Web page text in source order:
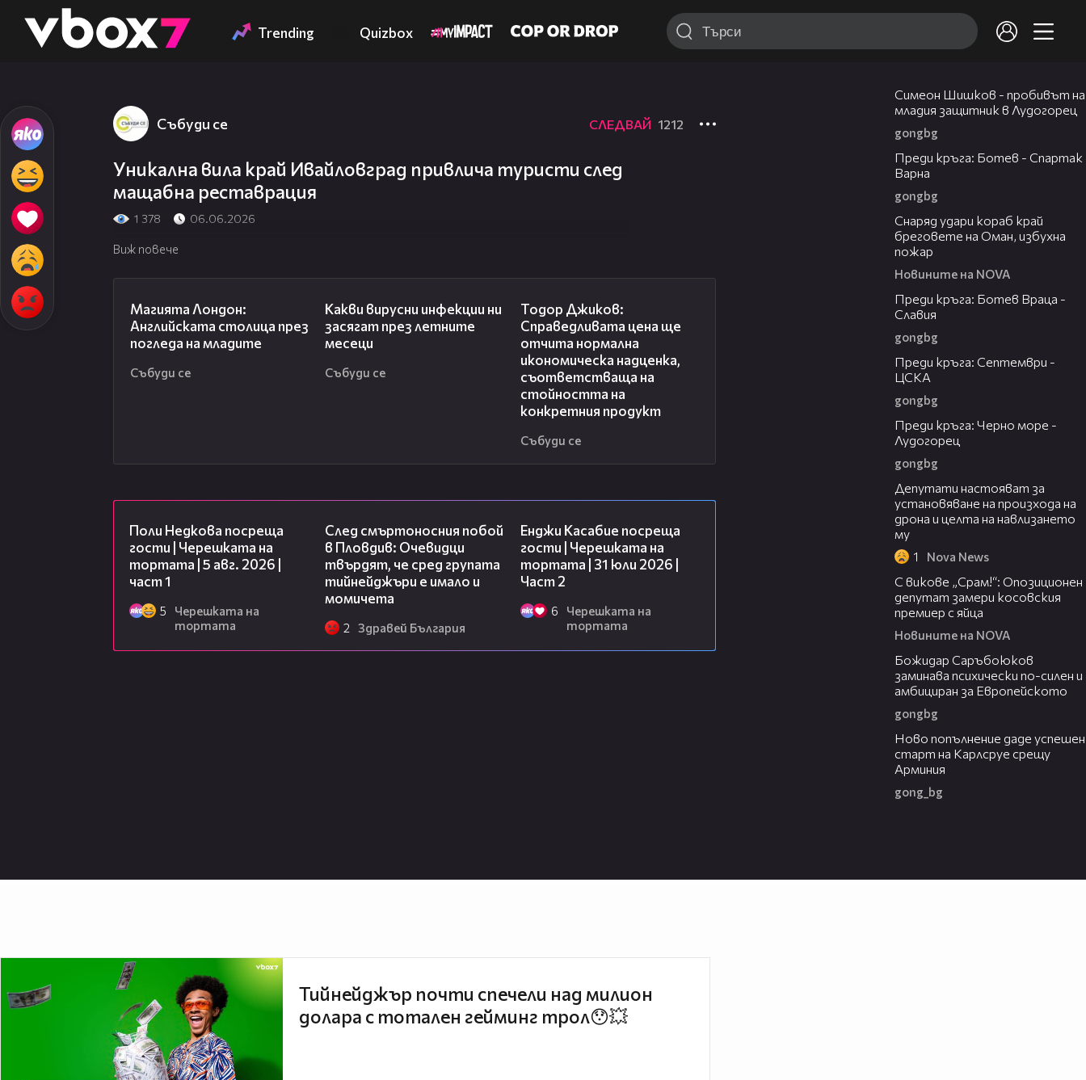
👾 Trending Quizbox
Събуди се СЛЕДВАЙ 1212
Уникална вила край Ивайловград привлича туристи след
мащабна реставрация
1 378 06.06.2026
Виж повече
Магията Лондон:
Английската столица през
погледа на младите
Събуди се
Какви вирусни инфекции ни
засягат през летните
месеци
Събуди се
Тодор Джиков:
Справедливата цена ще
отчита нормална
икономическа надценка,
съответстваща на
стойността на
конкретния продукт
Събуди се
Поли Недкова посреща
гости | Черешката на
тортата | 5 авг. 2026 |
част 1
5
Черешката на
тортата
След смъртоносния побой
в Пловдив: Очевидци
твърдят, че сред групата
тийнейджъри е имало и
момичета
2 Здравей България
Енджи Касабие посреща
гости | Черешката на
тортата | 31 юли 2026 |
Част 2
6
Черешката на
тортата
Симеон Шишков - пробивът на
младия защитник в Лудогорец
gongbg
Преди кръга: Ботев - Спартак
Варна
gongbg
Снаряд удари кораб край
бреговете на Оман, избухна
пожар
Новините на NOVA
Преди кръга: Ботев Враца -
Славия
gongbg
Преди кръга: Септември -
ЦСКА
gongbg
Преди кръга: Черно море -
Лудогорец
gongbg
Депутати настояват за
установяване на произхода на
дрона и целта на навлизането
му
1 Nova News
С викове „Срам!“: Опозиционен
депутат замери косовския
премиер с яйца
Новините на NOVA
Божидар Саръбоюков
заминава психически по-силен и
амбициран за Европейското
gongbg
Ново попълнение даде успешен
старт на Карлсруе срещу
Арминия
gong_bg
Тийнейджър почти спечели над милион
долара с тотален гейминг трол😯💥